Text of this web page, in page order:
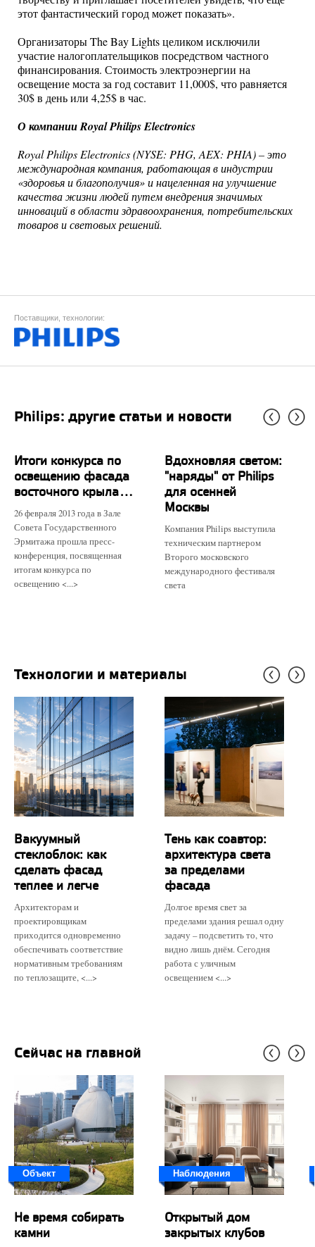
этот фантастический город может показать».
Организаторы The Bay Lights целиком исключили
участие налогоплательщиков посредством частного
финансирования. Стоимость электроэнергии на
освещение моста за год составит 11,000$, что равняется
30$ в день или 4,25$ в час.
О компании Royal Philips Electronics
Royal Philips Electronics (NYSE: PHG, AEX: PHIA) – это
международная компания, работающая в индустрии
«здоровья и благополучия» и нацеленная на улучшение
качества жизни людей путем внедрения значимых
инноваций в области здравоохранения, потребительских
товаров и световых решений.
Поставщики, технологии:
Philips: другие статьи и новости
Итоги конкурса по
освещению фасада
восточного крыла...
26 февраля 2013 года в Зале
Совета Государственного
Эрмитажа прошла пресс-
конференция, посвященная
итогам конкурса по
освещению <...>
Вдохновляя светом:
"наряды" от Philips
для осенней
Москвы
Компания Philips выступила
техническим партнером
Второго московского
международного фестиваля
света
Технологии и материалы
Вакуумный
стеклоблок: как
сделать фасад
теплее и легче
Архитекторам и
проектировщикам
приходится одновременно
обеспечивать соответствие
нормативным требованиям
по теплозащите, <...>
Тень как соавтор:
архитектура света
за пределами
фасада
Долгое время свет за
пределами здания решал одну
задачу – подсветить то, что
видно лишь днём. Сегодня
работа с уличным
освещением <...>
Сейчас на главной
Объект
Не время собирать
камни
Наблюдения
Открытый дом
закрытых клубов